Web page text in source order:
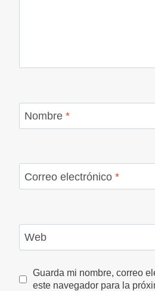
Nombre *
Correo electrónico *
Web
Guarda mi nombre, correo
este navegador para la